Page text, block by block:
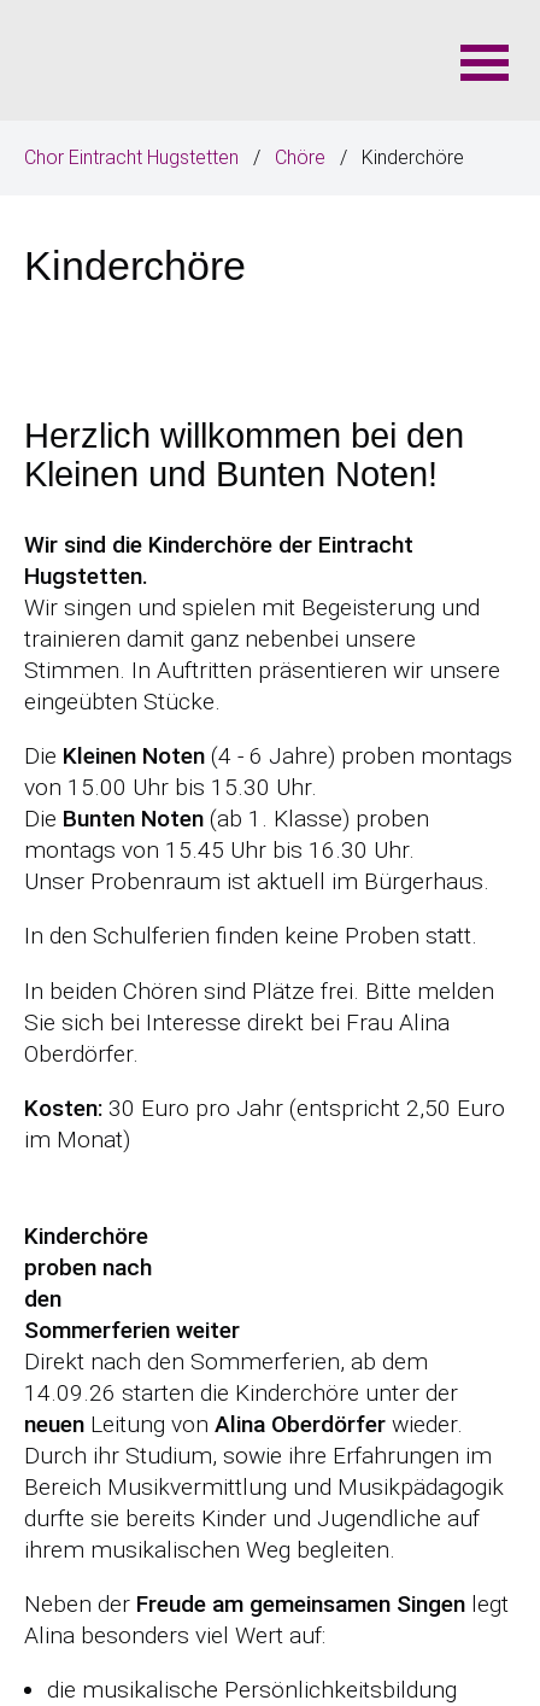
Chor Eintracht Hugstetten Chöre Kinderchöre
Kinderchöre
Herzlich willkommen bei den
Kleinen und Bunten Noten!
Wir sind die Kinderchöre der Eintracht
Hugstetten.
Wir singen und spielen mit Begeisterung und
trainieren damit ganz nebenbei unsere
Stimmen. In Auftritten präsentieren wir unsere
eingeübten Stücke.
Die Kleinen Noten (4 - 6 Jahre) proben montags
von 15.00 Uhr bis 15.30 Uhr.
Die Bunten Noten (ab 1. Klasse) proben
montags von 15.45 Uhr bis 16.30 Uhr.
Unser Probenraum ist aktuell im Bürgerhaus.
In den Schulferien finden keine Proben statt.
In beiden Chören sind Plätze frei. Bitte melden
Sie sich bei Interesse direkt bei Frau Alina
Oberdörfer.
Kosten: 30 Euro pro Jahr (entspricht 2,50 Euro
im Monat)
Kinderchöre
proben nach
den
Sommerferien weiter
Direkt nach den Sommerferien, ab dem
14.09.26 starten die Kinderchöre unter der
neuen Leitung von Alina Oberdörfer wieder.
Durch ihr Studium, sowie ihre Erfahrungen im
Bereich Musikvermittlung und Musikpädagogik
durfte sie bereits Kinder und Jugendliche auf
ihrem musikalischen Weg begleiten.
Neben der Freude am gemeinsamen Singen legt
Alina besonders viel Wert auf:
die musikalische Persönlichkeitsbildung